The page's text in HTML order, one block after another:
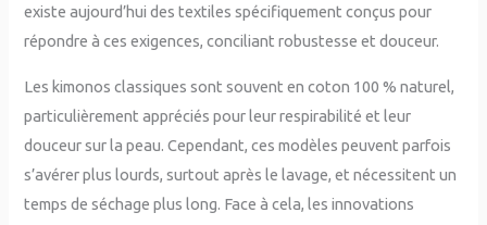
existe aujourd’hui des textiles spécifiquement conçus pour
répondre à ces exigences, conciliant robustesse et douceur.
Les kimonos classiques sont souvent en coton 100 % naturel,
particulièrement appréciés pour leur respirabilité et leur
douceur sur la peau. Cependant, ces modèles peuvent parfois
s’avérer plus lourds, surtout après le lavage, et nécessitent un
temps de séchage plus long. Face à cela, les innovations